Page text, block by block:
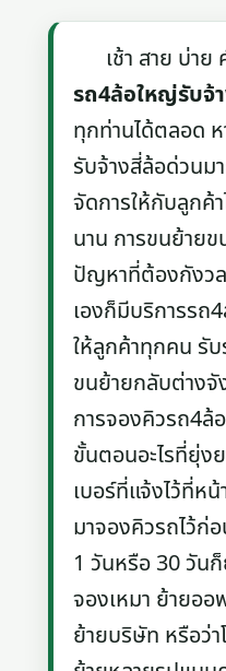
เช้า สาย บ่าย ค่
รถ4ล้อใหญ่รับจ้
ทุกท่านได้ตลอด
รับจ้างสี่ล้อด่วนม
จัดการให้กับลูกค้
นาน การขนย้าย
ปัญหาที่ต้องกังวล
เองก็มีบริการรถ
ให้ลูกค้าทุกคน รับ
ขนย้ายกลับต่าง
การจองคิวรถ4ล้
ขั้นตอนอะไรที่ยุ่ง
เบอร์ที่แจ้งไว้ที่ห
มาจองคิวรถไว้ก่
1 วันหรือ 30 วัน
จองเหมา ย้ายอ
ย้ายบริษัท หรือว่า